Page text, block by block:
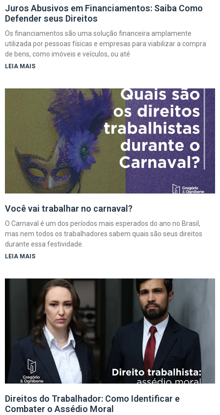
Juros Abusivos em Financiamentos: Saiba Como
Defender seus Direitos
Os financiamentos são uma solução financeira amplamente
utilizada por pessoas físicas e empresas para viabilizar a compra
de bens, como imóveis e veículos, ou até
LEIA MAIS
Você vai trabalhar no carnaval?
O Carnaval é um dos períodos mais esperados do ano no Brasil,
mas nem todos os trabalhadores sabem quais são seus direitos
durante essa festividade.
LEIA MAIS
Direitos do Trabalhador: Como Identificar e
Combater o Assédio Moral